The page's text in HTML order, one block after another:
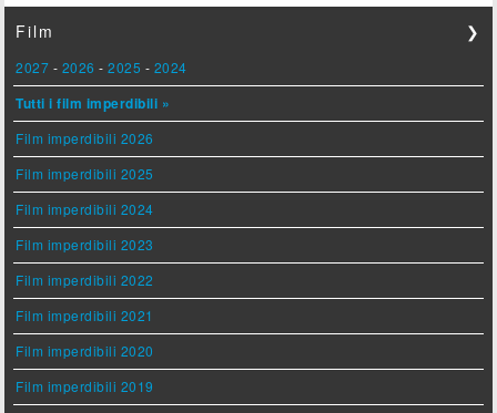
Film ❯
2027 - 2026 -2025 - 2024
Tutti i film imperdibili »
Film imperdibili 2026
Film imperdibili 2025
Film imperdibili 2024
Film imperdibili 2023
Film imperdibili 2022
Film imperdibili 2021
Film imperdibili 2020
Film imperdibili 2019